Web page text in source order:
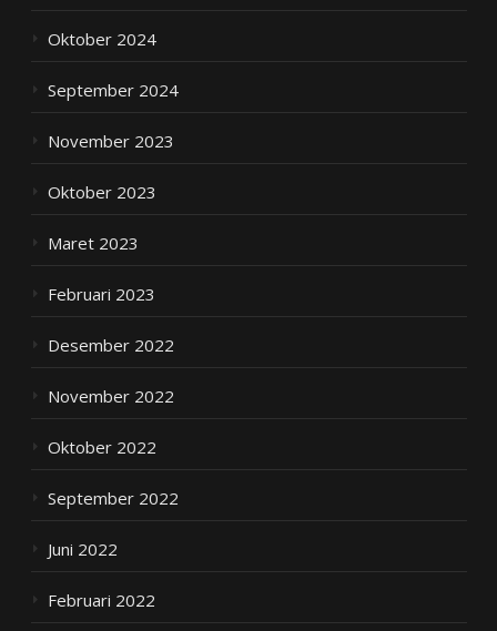
Oktober 2024
September 2024
November 2023
Oktober 2023
Maret 2023
Februari 2023
Desember 2022
November 2022
Oktober 2022
September 2022
Juni 2022
Februari 2022